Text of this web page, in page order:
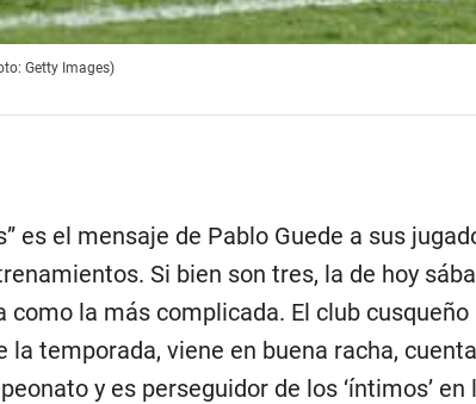
Getty Images)
es el mensaje de Pablo Guede a sus
Si bien son tres, la de hoy
como la más complicada. El club cusqueño
la temporada, viene en buena racha,
y es perseguidor de los ‘íntimos’ en